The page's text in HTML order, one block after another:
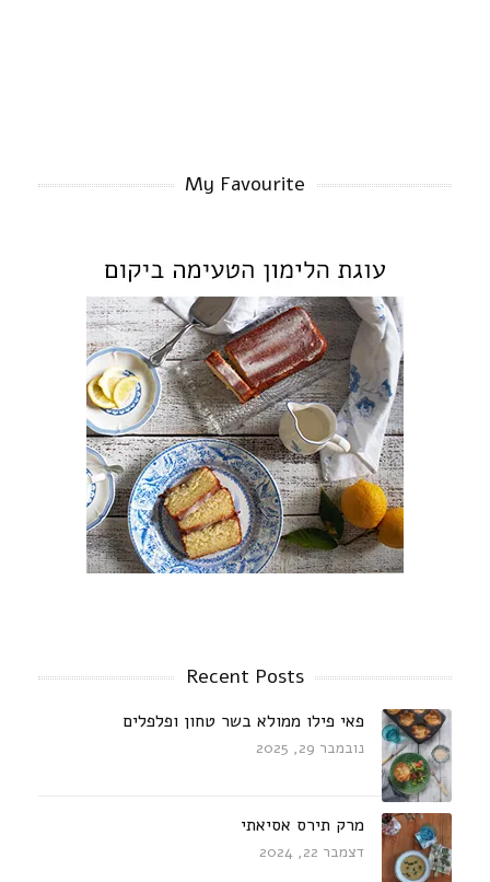
My Favourite
Recent Posts
פאי פילו ממולא בשר טחון ופלפלים
נובמבר 29, 2025
מרק תירס אסיאתי
דצמבר 22, 2024